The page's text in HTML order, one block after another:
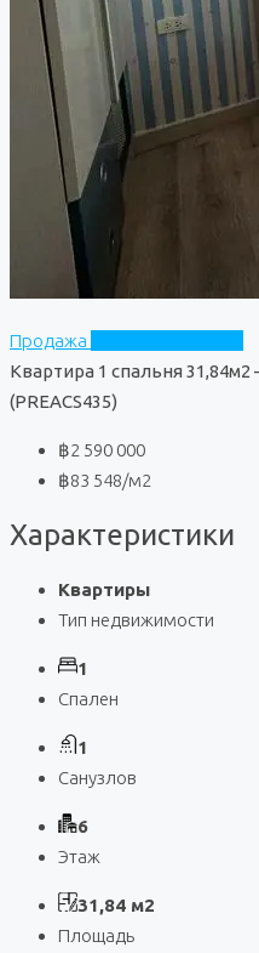
Продажа
Квартира 1 спальня 31,84м2
(PREACS435)
฿2 590 000
฿83 548/м2
Характеристики
Квартиры
Тип недвижимости
1
Спален
1
Санузлов
6
Этаж
31,84 м2
Площадь